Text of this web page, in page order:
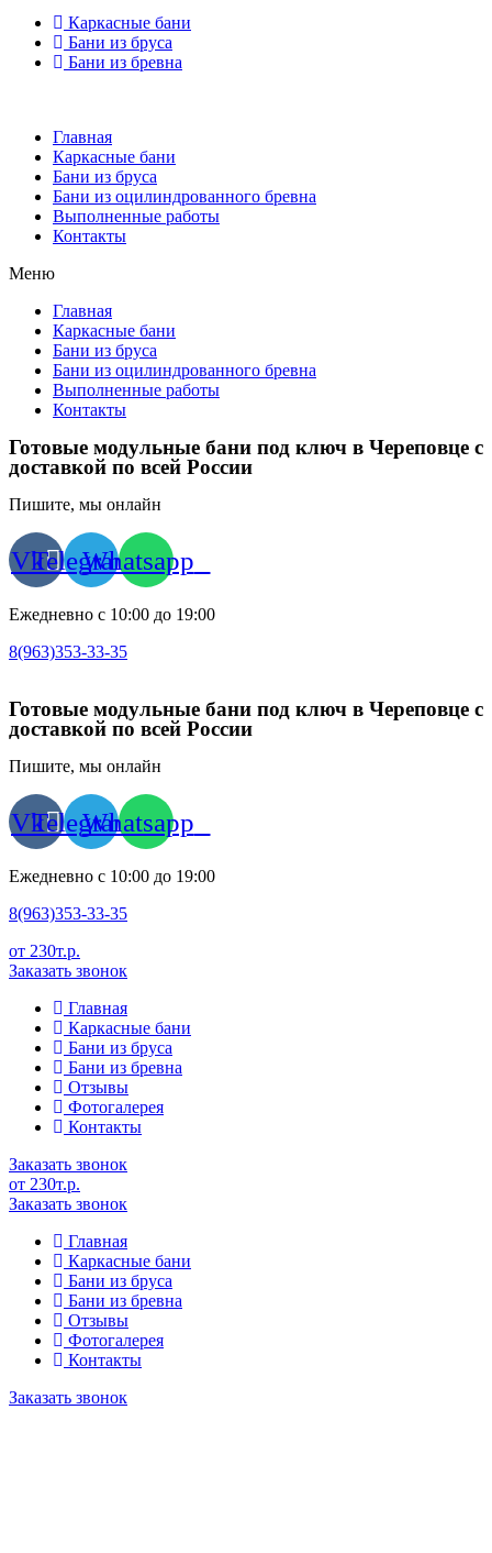
Каркасные бани
Бани из бруса
Бани из бревна
Главная
Каркасные бани
Бани из бруса
Бани из оцилиндрованного бревна
Выполненные работы
Контакты
Меню
Главная
Каркасные бани
Бани из бруса
Бани из оцилиндрованного бревна
Выполненные работы
Контакты
Готовые модульные бани под ключ в Череповце с
доставкой по всей России
Пишите, мы онлайн
VkTelegramWhatsapp
Ежедневно с 10:00 до 19:00
8(963)353-33-35
Готовые модульные бани под ключ в Череповце с
доставкой по всей России
Пишите, мы онлайн
VkTelegramWhatsapp
Ежедневно с 10:00 до 19:00
8(963)353-33-35
от 230т.р.
Заказать звонок
Главная
Каркасные бани
Бани из бруса
Бани из бревна
Отзывы
Фотогалерея
Контакты
Заказать звонок
от 230т.р.
Заказать звонок
Главная
Каркасные бани
Бани из бруса
Бани из бревна
Отзывы
Фотогалерея
Контакты
Заказать звонок